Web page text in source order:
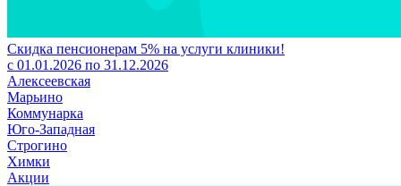
Скидка пенсионерам 5% на услуги клиники!
с 01.01.2026 по 31.12.2026
Алексеевская
Марьино
Коммунарка
Юго-Западная
Строгино
Химки
Акции